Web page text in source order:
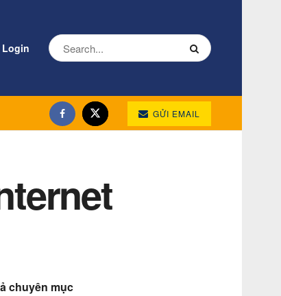
Login
GỬI EMAIL
chuyên mục